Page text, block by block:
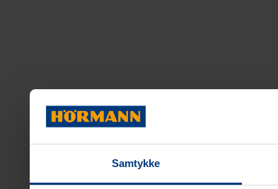
Samtykke